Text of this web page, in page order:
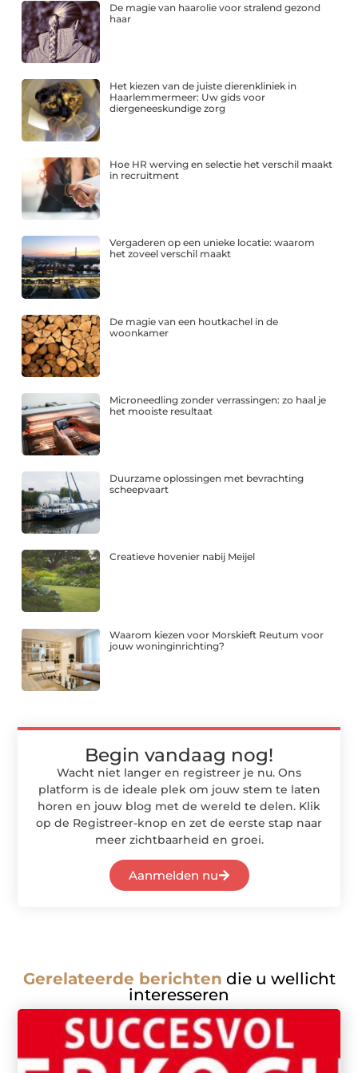
De magie van haarolie voor stralend gezond
haar
Het kiezen van de juiste dierenkliniek in
Haarlemmermeer: Uw gids voor
diergeneeskundige zorg
Hoe HR werving en selectie het verschil maakt
in recruitment
Vergaderen op een unieke locatie: waarom
het zoveel verschil maakt
De magie van een houtkachel in de
woonkamer
Microneedling zonder verrassingen: zo haal je
het mooiste resultaat
Duurzame oplossingen met bevrachting
scheepvaart
Creatieve hovenier nabij Meijel
Waarom kiezen voor Morskieft Reutum voor
jouw woninginrichting?
Begin vandaag nog!
Wacht niet langer en registreer je nu. Ons
platform is de ideale plek om jouw stem te laten
horen en jouw blog met de wereld te delen. Klik
op de Registreer-knop en zet de eerste stap naar
meer zichtbaarheid en groei.
Aanmelden nu
Gerelateerde berichten die u wellicht
interesseren